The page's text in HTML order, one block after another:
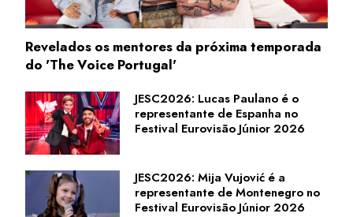
Revelados os mentores da próxima temporada
do 'The Voice Portugal'
JESC2026: Lucas Paulano é o
representante de Espanha no
Festival Eurovisão Júnior 2026
JESC2026: Mija Vujović é a
representante de Montenegro no
Festival Eurovisão Júnior 2026